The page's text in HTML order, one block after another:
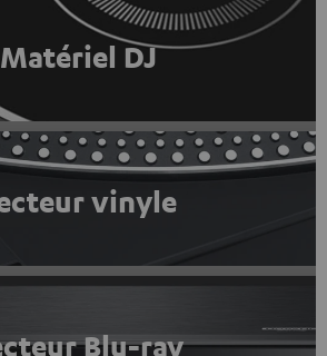
Matériel DJ
vinyle
Blu-ray